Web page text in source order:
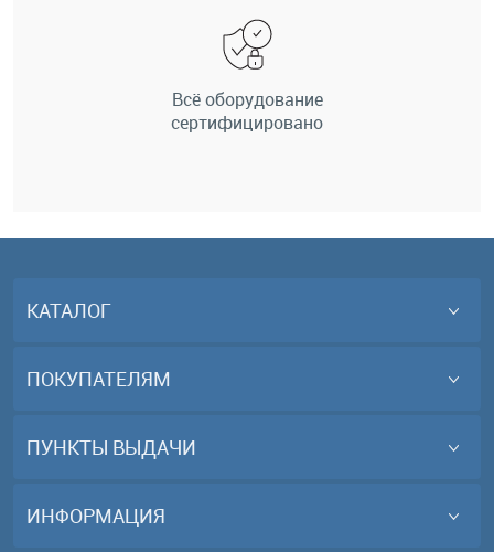
Всё оборудование
сертифицировано
КАТАЛОГ
ПОКУПАТЕЛЯМ
ПУНКТЫ ВЫДАЧИ
ИНФОРМАЦИЯ